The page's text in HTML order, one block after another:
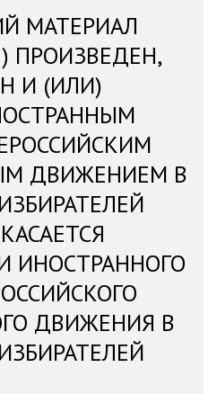
МАТЕРИАЛ
ПРОИЗВЕДЕН,
И (ИЛИ)
ДВИЖЕНИЕМ В
ИНОСТРАННОГО
ДВИЖЕНИЯ В